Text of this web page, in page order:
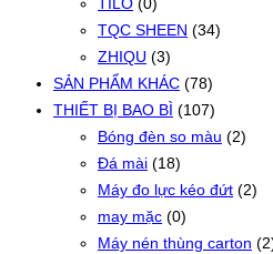
TILO (0)
TQC SHEEN (34)
ZHIQU (3)
SẢN PHẨM KHÁC (78)
THIẾT BỊ BAO BÌ (107)
Bóng đèn so màu (2)
Đá mài (18)
Máy đo lực kéo đứt (2)
may mặc (0)
Máy nén thùng carton